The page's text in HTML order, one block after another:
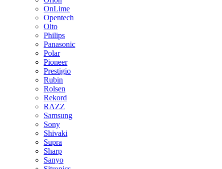
OnLime
Opentech
Olto
Philips
Panasonic
Polar
Pioneer
Prestigio
Rubin
Rolsen
Rekord
RAZZ
Samsung
Sony
Shivaki
Supra
Sharp
Sanyo